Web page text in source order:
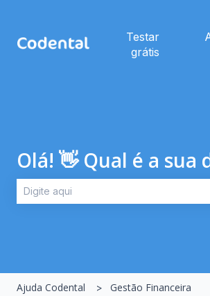
Testar
grátis
Olá! 👋 Qual é a sua
Ajuda Codental Gestão Financeira